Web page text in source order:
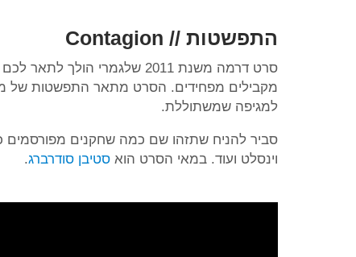
התפשטות // Contagion
סרט דרמה משנת 2011 שלגמרי
מקבילים מפחידים. הסרט מתאר התפשטות של
למגיפה שמשתוללת.
סביר להניח שתזהו שם כמה שחקנים מפורסמים
וינסלט ועוד. במאי הסרט הוא סטיבן סודרברג.